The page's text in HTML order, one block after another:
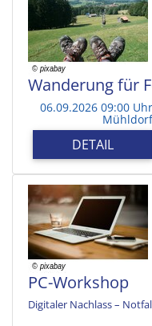
Wanderung für
06.09.2026 09:00 Uhr
Mühldorf
DETAIL
PC-Workshop
Digitaler Nachlass –